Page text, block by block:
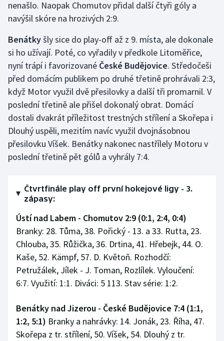
Stolní tenis
Veslování
Vodní slalom
Volejbal
Ostatní
nenašlo. Naopak Chomutov přidal další čtyři góly a
navýšil skóre na hrozivých 2:9.
Benátkyšly sice do play-off až z 9. místa, ale dokonale
si ho užívají. Poté, co vyřadily v předkole Litoměřice,
nyní trápí i favorizované České Budějovice. Středočeši
před domácím publikem po druhé třetině prohrávali 2:3,
když Motor využil dvě přesilovky a další tři promarnil. V
poslední třetině ale přišel dokonalý obrat. Domácí
dostali dvakrát příležitost trestných střílení a Skořepa i
Dlouhý uspěli, mezitím navíc využil dvojnásobnou
přesilovku Víšek. Benátky nakonec nastřílely Motoru v
poslední třetině pět gólů a vyhrály 7:4.
Čtvrtfinále play off první hokejové ligy - 3.
zápasy:
Ústí nad Labem - Chomutov 2:9 (0:1, 2:4, 0:4)
Branky: 28. Tůma, 38. Pořický - 13. a 33. Rutta, 23.
Chlouba, 35. Růžička, 36. Drtina, 41. Hřebejk, 44. O.
Kaše, 52. Kämpf, 57. D. Květoň. Rozhodčí:
Petružálek, Jílek - J. Toman, Rozlílek. Vyloučení:
6:7. Využití: 1:1. Diváci: 5 113. Stav série: 1:2.
Benátky nad Jizerou - České Budějovice 7:4 (1:1,
1:2, 5:1) Branky a nahrávky: 14. Jonák, 23. Říha, 47.
Skořepa z tr. střílení, 50. Víšek, 54. Dlouhý z tr.